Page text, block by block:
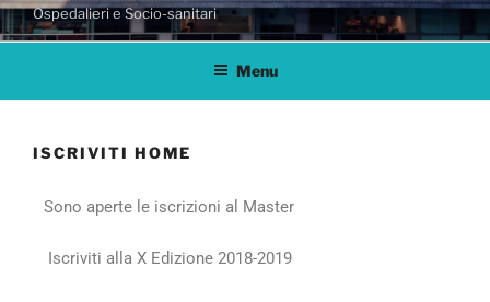
Ospedalieri e Socio-sanitari
Menu
ISCRIVITI HOME
Sono aperte le iscrizioni al Master
Iscriviti alla X Edizione 2018-2019